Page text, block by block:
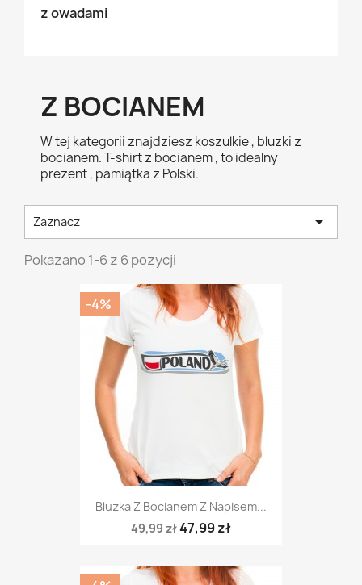
z owadami
Z BOCIANEM
W tej kategorii znajdziesz koszulkie , bluzki z
bocianem. T-shirt z bocianem , to idealny
prezent , pamiątka z Polski.
Zaznacz 
Pokazano 1-6 z 6 pozycji
Bluzka Z Bocianem Z Napisem...
49,99 zł47,99 zł
-4%